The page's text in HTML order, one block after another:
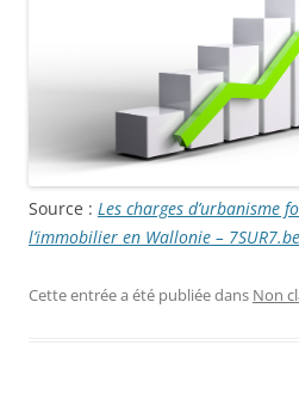
Source : Les charges d’urbanisme
l’immobilier en Wallonie – 7SUR7.be
Cette entrée a été publiée dans Non